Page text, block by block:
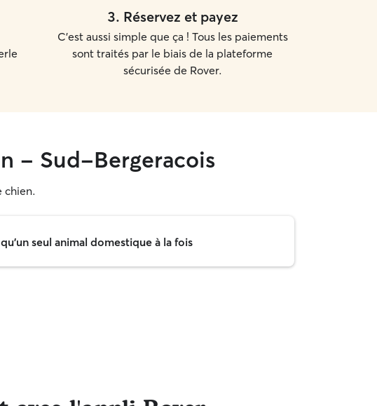
3. Réservez et payez
C'est aussi simple que ça ! Tous les paiements
sont traités par le biais de la plateforme
sécurisée de Rover.
- Sud-Bergeracois
chien.
seul animal domestique à la fois